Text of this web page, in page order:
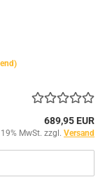
689,95 EUR
MwSt. zzgl. Versand